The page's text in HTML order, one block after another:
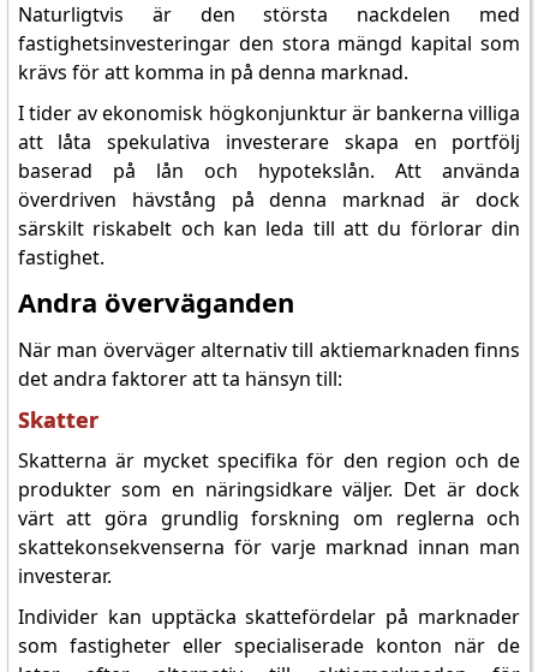
Naturligtvis är den största nackdelen med
fastighetsinvesteringar den stora mängd kapital som
krävs för att komma in på denna marknad.
I tider av ekonomisk högkonjunktur är bankerna villiga
att låta spekulativa investerare skapa en portfölj
baserad på lån och hypotekslån. Att använda
överdriven hävstång på denna marknad är dock
särskilt riskabelt och kan leda till att du förlorar din
fastighet.
Andra överväganden
När man överväger alternativ till aktiemarknaden finns
det andra faktorer att ta hänsyn till:
Skatter
Skatterna är mycket specifika för den region och de
produkter som en näringsidkare väljer. Det är dock
värt att göra grundlig forskning om reglerna och
skattekonsekvenserna för varje marknad innan man
investerar.
Individer kan upptäcka skattefördelar på marknader
som fastigheter eller specialiserade konton när de